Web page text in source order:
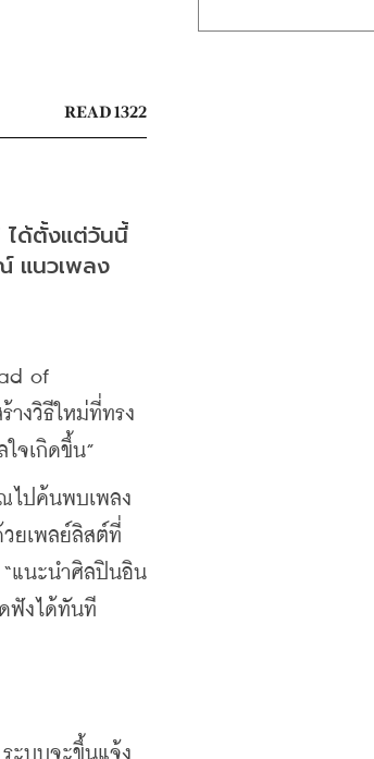
READ 1322
ได้ตั้งแต่วันนี้
แนวเพลง
of
างวิธีใหม่ที่ทรง
จเกิดขึ้น”
ไปค้นพบเพลง
ยเพลย์ลิสต์ที่
“แนะนำศิลปินอิน
ฟังได้ทันที
ะบบจะขึ้นแจ้ง